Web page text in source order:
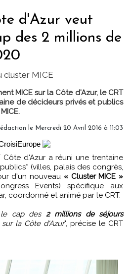
d'Azur veut
des 2 millions de
cluster MICE
MICE sur la Côte d'Azur, le CRT
de décideurs privés et publics
le Mercredi 20 Avril 2016 à 11:03
(villes, palais des congrès,
d'un nouveau « Cluster MICE »
Events) spécifique aux
coordonné et animé par le CRT.
le cap des 2 millions de séjours
la Côte d'Azur", précise le CRT